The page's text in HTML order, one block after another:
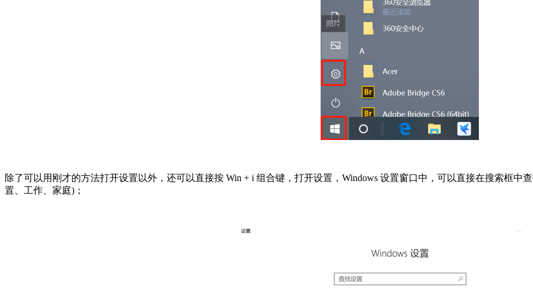
除了可以用刚才的方法打开设置以外，还可以直接按 Win + i 组合键，打开设置，Windows 设置窗口中，可以直接在搜索框中
置、工作、家庭)；